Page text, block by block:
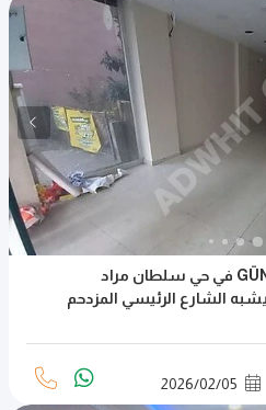
محل للإيجار من عقارات GÜNGÖR في حي سلطان مراد
2026/02/05